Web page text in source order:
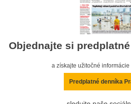
Objednajte si
a získajte užitočné informácie
Predplatné denníka